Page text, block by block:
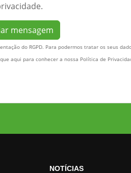
mensagem
do RGPD. Para podermos tratar os seus
aqui para conhecer a nossa Política de
NOTÍCIAS